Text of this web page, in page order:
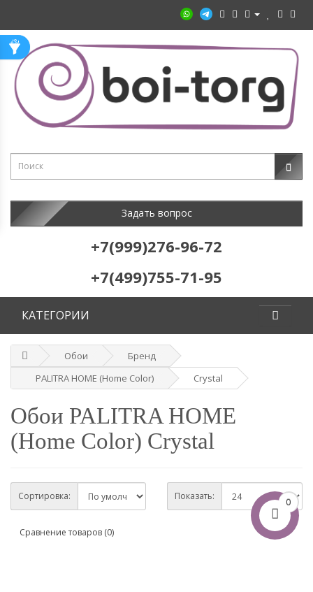
0
Задать вопрос
+7(999)276-96-72
+7(499)755-71-95
КАТЕГОРИИ
Обои
Бренд
PALITRA HOME (Home Color)
Crystal
Обои PALITRA HOME
(Home Color) Crystal
Сортировка: Показать:
Сравнение товаров (0)